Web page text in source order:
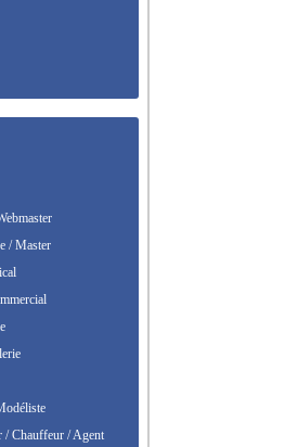
/ Master
/ Chauffeur / Agent